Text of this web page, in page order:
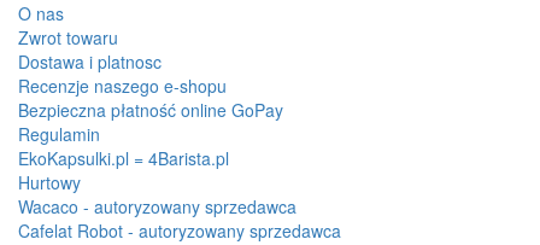
O nas
Zwrot towaru
Dostawa i platnosc
Recenzje naszego e-shopu
Bezpieczna płatność online GoPay
Regulamin
EkoKapsulki.pl = 4Barista.pl
Hurtowy
Wacaco - autoryzowany sprzedawca
Cafelat Robot - autoryzowany sprzedawca